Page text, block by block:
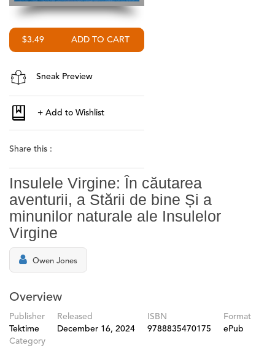
$3.49
Sneak Preview
Share this :
Insulele Virgine: În căutarea
aventurii, a Stării de bine Și a
minunilor naturale ale Insulelor
Virgine
Owen Jones
Overview
Publisher
Tektime
Released
December 16, 2024
ISBN
9788835470175
Format
ePub
Category